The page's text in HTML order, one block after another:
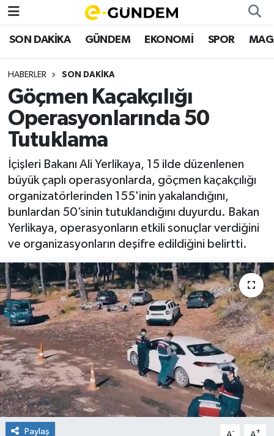
SON DAKİKA GÜNDEM EKONOMİ SPOR
HABERLER SON DAKİKA
Göçmen Kaçakçılığı
Operasyonlarında 50
Tutuklama
İçişleri Bakanı Ali Yerlikaya, 15 ilde düzenlenen
büyük çaplı operasyonlarda, göçmen kaçakçılığı
organizatörlerinden 155'inin yakalandığını,
bunlardan 50’sinin tutuklandığını duyurdu. Bakan
Yerlikaya, operasyonların etkili sonuçlar verdiğini
ve organizasyonların deşifre edildiğini belirtti.
Paylaş A- A+
SON DAKİKA
GÜNDEM
EKONOMİ
SPOR
MAGAZİN
SAĞLIK
TEKNOLOJİ
Nöbetçi Eczaneler
Hava Durumu
Namaz Vakitleri
Trafik Durumu
Süper Lig Puan Durumu ve Fikstür
Tüm Manşetler
Son Dakika Haberleri
Haber Arşivi